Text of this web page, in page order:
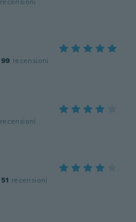
99 recensioni
recensioni
51 recensioni